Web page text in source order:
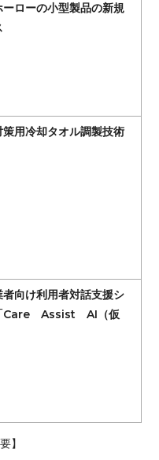
ローの小型製品の新規
用冷却タオル調製技術
向け利用者対話支援シ
Care Assist AI（仮
】